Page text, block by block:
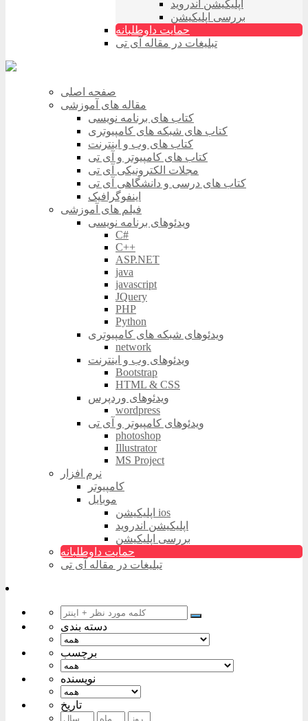
اپلیکیشن اندروید
بررسی اپلیکیشن
حمایت داوطلبانه
تبلیغات در مقاله آی تی
صفحه اصلی
مقاله های آموزشی
کتاب های برنامه نویسی
کتاب های شبکه های کامپیوتری
کتاب های وب و اینترنت
کتاب های کامپیوتر و آی تی
مجلات الکترونیکی آی تی
کتاب های درسی و دانشگاهی آی تی
اینفوگرافیک
فیلم های آموزشی
ویدئوهای برنامه نویسی
C#
C++
ASP.NET
java
javascript
JQuery
PHP
Python
ویدئوهای شبکه های کامپیوتری
network
ویدئوهای وب و اینترنت
Bootstrap
HTML & CSS
ویدئوهای وردپرس
wordpress
ویدئوهای کامپیوتر و آی تی
photoshop
Illustrator
MS Project
نرم افزار
کامپیوتر
موبایل
اپلیکیشن ios
اپلیکیشن اندروید
بررسی اپلیکیشن
حمایت داوطلبانه
تبلیغات در مقاله آی تی
دسته بندی
برچسب
نویسنده
تاریخ